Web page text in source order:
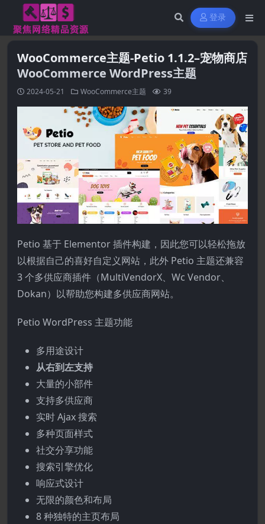
登录
WooCommerce主题-Petio 1.1.2–宠物商店
WooCommerce WordPress主题
2024-05-21 WooCommerce主题 39
Petio 基于 Elementor 插件构建，因此您可以轻松拖放
以根据自己的喜好自定义网站，此外 Petio 主题还兼容
3 个多供应商插件（MultiVendorX、Wc Vendor、
Dokan）以帮助您构建多供应商网站。
Petio WordPress 主题功能
多用途设计
从右到左支持
大量的小部件
支持多供应商
实时 Ajax 搜索
多种页面样式
社交分享功能
搜索引擎优化
响应式设计
无限的颜色和布局
8 种独特的主页布局